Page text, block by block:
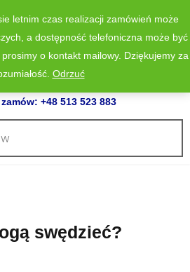
+48 513 523 883
swędzieć?
letnim czas realizacji zamówień może
a dostępność telefoniczna może być
o kontakt mailowy. Dziękujemy za
Odrzuć